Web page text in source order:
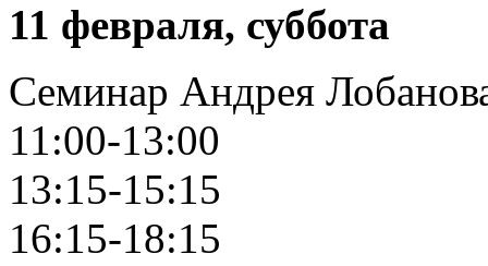
11 февраля, суббота
Семинар Андрея
11:00-13:00
13:15-15:15
16:15-18:15